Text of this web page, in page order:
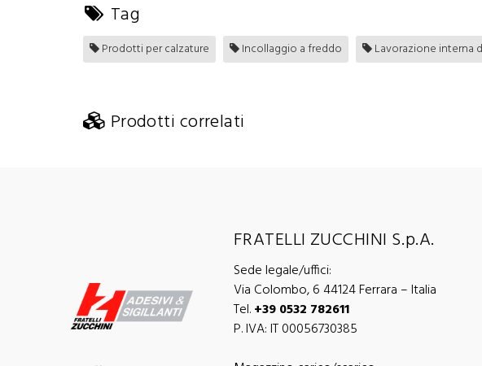
Tag
Prodotti per calzature Incollaggio a freddo Lavorazione interna
Prodotti correlati
FRATELLI ZUCCHINI S.p.A.
Sede legale/uffici:
Via Colombo, 6 44124 Ferrara – Italia
Tel.+39 0532 782611
P. IVA: IT 00056730385